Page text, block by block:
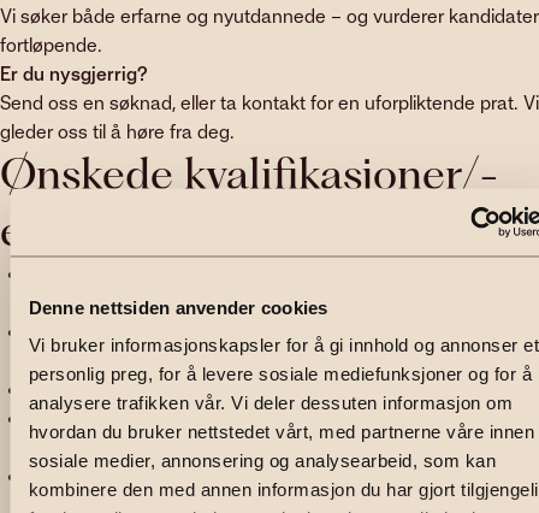
Denne nettsiden anvender cookies
Vi bruker informasjonskapsler for å gi innhold og annonser et
personlig preg, for å levere sosiale mediefunksjoner og for å
analysere trafikken vår. Vi deler dessuten informasjon om
hvordan du bruker nettstedet vårt, med partnerne våre innen
sosiale medier, annonsering og analysearbeid, som kan
kombinere den med annen informasjon du har gjort
Vi søker både erfarne og nyutdannede – og vurderer kandidater
fortløpende.
Er du nysgjerrig?
Send oss en søknad, eller ta kontakt for en uforpliktende prat. Vi
gleder oss til å høre fra deg.
Ønskede kvalifikasjoner/­
egenskaper
medhjelper
Er målrettet, strukturert og trygg i møte med
Motiveres av ansvar, utvikling og resultater
Ønsker å bidra til et godt og prestasjonsorientert
Ser verdien av tett samarbeid – og vet at man lykkes